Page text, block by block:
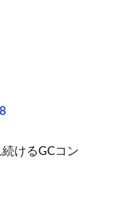
けるGCコン